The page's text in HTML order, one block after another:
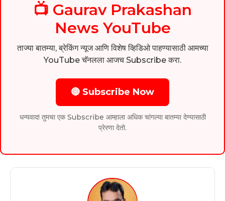
📺 Gaurav Prakashan
News YouTube
ताज्या बातम्या, ब्रेकिंग न्यूज आणि विशेष व्हिडिओ पाहण्यासाठी आमच्या
YouTube चॅनलला आजच Subscribe करा.
🔴 Subscribe Now
धन्यवाद! तुमचा एक Subscribe आम्हाला अधिक चांगल्या बातम्या देण्यासाठी
प्रेरणा देतो.